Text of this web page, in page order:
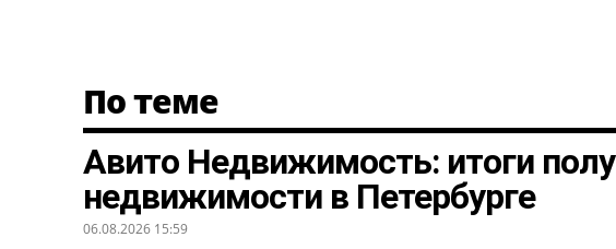
По теме
Авито Недвижимость: итоги
недвижимости в Петербурге
06.08.2026 15:59